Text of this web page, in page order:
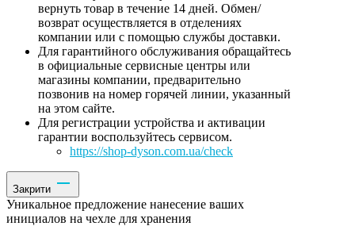
вернуть товар в течение 14 дней. Обмен/
возврат осуществляется в отделениях
компании или с помощью службы доставки.
Для гарантийного обслуживания обращайтесь
в официальные сервисные центры или
магазины компании, предварительно
позвонив на номер горячей линии, указанный
на этом сайте.
Для регистрации устройства и активации
гарантии воспользуйтесь сервисом.
https://shop-dyson.com.ua/check
Закрити
Уникальное предложение нанесение ваших
инициалов на чехле для хранения